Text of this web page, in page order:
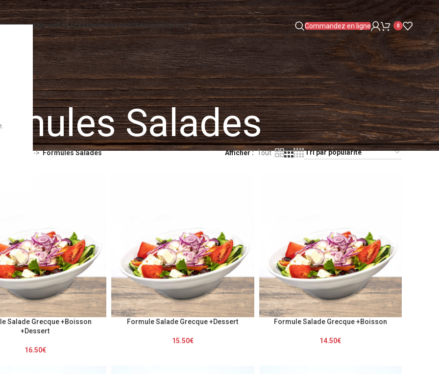
ACCUEILMENU SUR PLACE ANNIVERSAIRESTRAITEURCONTACT Commandez en ligne 0
Salades
Formules Salades Afficher Tout
Salade Grecque +Boisson
+Dessert
16.50€
Formule Salade Grecque +Dessert
15.50€
Formule Salade Grecque +Boisson
14.50€